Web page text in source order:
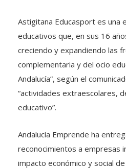
Astigitana Educasport es una
educativos que, en sus 16
creciendo y expandiendo las
complementaria y del ocio
Andalucía”, según el
“actividades extraescolares,
educativo”.
Andalucía Emprende ha
reconocimientos a empresas
impacto económico y social